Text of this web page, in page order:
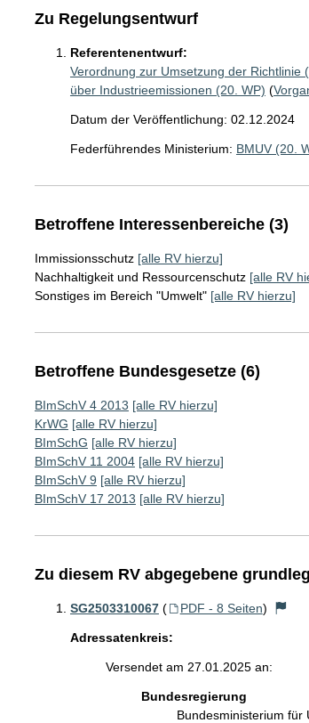
Zu Regelungsentwurf
Referentenentwurf:
Verordnung zur Umsetzung der
über Industrieemissionen (20. WP) (
Datum der Veröffentlichung: 02.12.2024
Federführendes Ministerium: BMUV (20.
Betroffene Interessenbereiche (3)
Immissionsschutz [alle RV hierzu]
Nachhaltigkeit und Ressourcenschutz [alle RV
Sonstiges im Bereich "Umwelt" [alle RV hierzu]
Betroffene Bundesgesetze (6)
BImSchV 4 2013 [alle RV hierzu]
KrWG [alle RV hierzu]
BImSchG [alle RV hierzu]
BImSchV 11 2004 [alle RV hierzu]
BImSchV 9 [alle RV hierzu]
BImSchV 17 2013 [alle RV hierzu]
Zu diesem RV abgegebene
SG2503310067 ( PDF - 8 Seiten)
Adressatenkreis:
Versendet am 27.01.2025 an:
Bundesregierung
Bundesministerium für